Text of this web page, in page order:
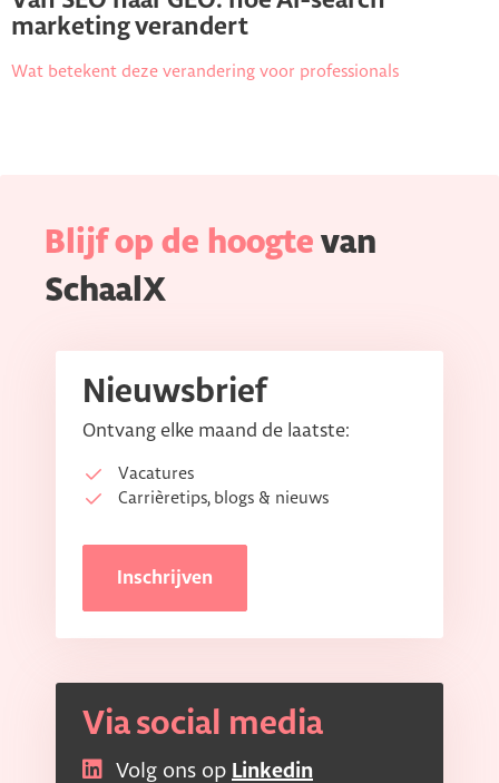
marketing verandert
Wat betekent deze verandering voor professionals
Blijf op de hoogte van
SchaalX
Nieuwsbrief
Ontvang elke maand de laatste:
Vacatures
Carrièretips, blogs & nieuws
Inschrijven
Via social media
Volg ons op Linkedin